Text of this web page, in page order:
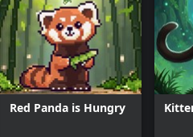
Red Panda is Hungry